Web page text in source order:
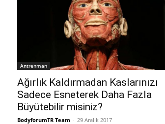
Antrenman
Ağırlık Kaldırmadan Kaslarınızı
Sadece Esneterek Daha Fazla
Büyütebilir misiniz?
BodyforumTR Team - 29 Aralık 2017